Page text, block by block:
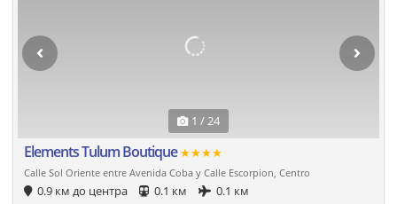
1 / 24
Elements Tulum Boutique★★★★
Calle Sol Oriente entre Avenida Coba y Calle Escorpion, Centro
0.9 км до центра 0.1 км
0.1 км